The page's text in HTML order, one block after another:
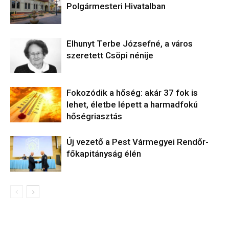
Polgármesteri Hivatalban
Elhunyt Terbe Józsefné, a város
szeretett Csöpi nénije
Fokozódik a hőség: akár 37 fok is
lehet, életbe lépett a harmadfokú
hőségriasztás
Új vezető a Pest Vármegyei Rendőr-
főkapitányság élén